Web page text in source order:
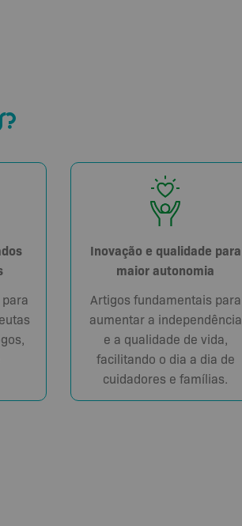
Inovação e qualidade para
maior autonomia
Artigos fundamentais para
aumentar a independência
e a qualidade de vida,
facilitando o dia a dia de
cuidadores e famílias.